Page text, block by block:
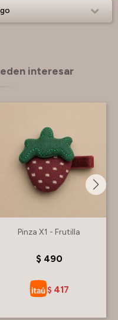
interesar
Pinza X1 - Frutilla
$ 490
$ 417